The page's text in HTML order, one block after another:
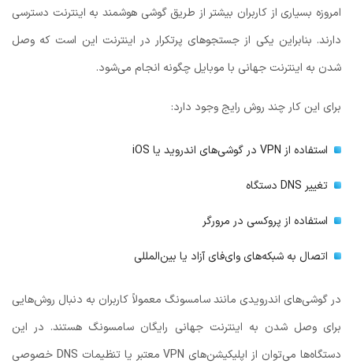
امروزه بسیاری از کاربران بیشتر از طریق گوشی هوشمند به اینترنت دسترسی
دارند. بنابراین یکی از جستجوهای پرتکرار در اینترنت این است که وصل
شدن به اینترنت جهانی با موبایل چگونه انجام می‌شود.
برای این کار چند روش رایج وجود دارد:
استفاده از VPN در گوشی‌های اندروید یا iOS
تغییر DNS دستگاه
استفاده از پروکسی در مرورگر
اتصال به شبکه‌های وای‌فای آزاد یا بین‌المللی
در گوشی‌های اندرویدی مانند سامسونگ معمولاً کاربران به دنبال روش‌هایی
برای وصل شدن به اینترنت جهانی رایگان سامسونگ هستند. در این
دستگاه‌ها می‌توان از اپلیکیشن‌های VPN معتبر یا تنظیمات DNS خصوصی